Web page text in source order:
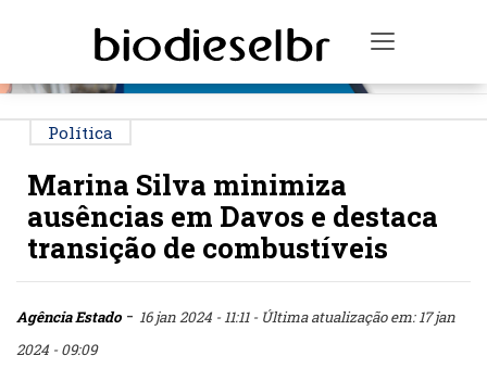
Toggle
Política
Marina Silva minimiza
ausências em Davos e destaca
transição de combustíveis
Agência Estado- 16 jan 2024 - 11:11 - Última atualização em: 17 jan
2024 - 09:09